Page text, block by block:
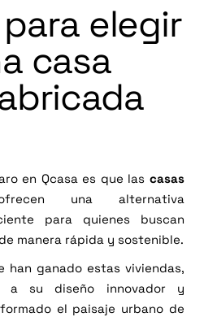
elegir
casa
en Qcasa es que las casas
una alternativa
para quienes buscan
manera rápida y sostenible.
han ganado estas viviendas,
a su diseño innovador y
el paisaje urbano de